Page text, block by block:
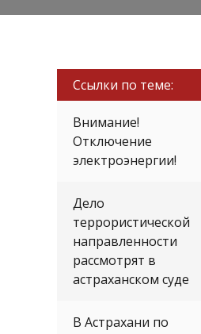
Ссылки по теме:
Внимание!
Отключение
электроэнергии!
Дело
террористической
направленности
рассмотрят в
астраханском суде
В Астрахани по